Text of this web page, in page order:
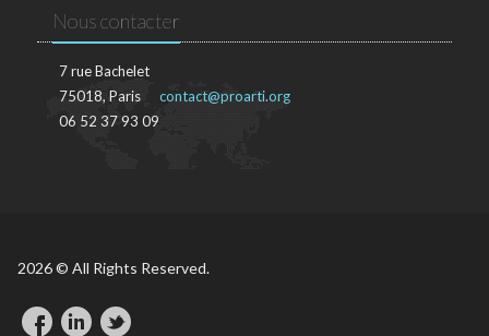
Nous contacter
7 rue Bachelet
75018, Paris
06 52 37 93 09
contact@proarti.org
2026 © All Rights Reserved.